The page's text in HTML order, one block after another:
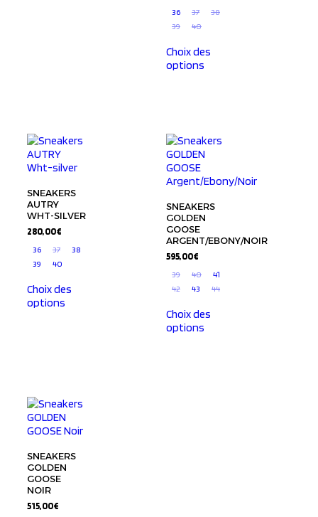
36
37
38
39
40
Choix des
options
SNEAKERS
AUTRY
WHT-SILVER
280,00€
36
37
38
39
40
Choix des
options
SNEAKERS
GOLDEN
GOOSE
ARGENT/EBONY/NOIR
595,00€
39
40
41
42
43 44
Choix des
options
SNEAKERS
GOLDEN
GOOSE
NOIR
515,00€